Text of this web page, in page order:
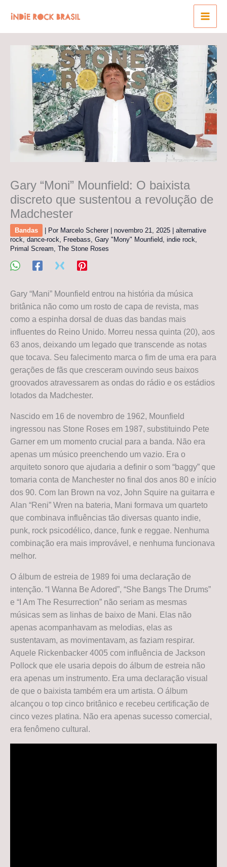
para
o
conteúdo
Gary “Moni” Mounfield: O baixista
discreto que sustentou a revolução de
Madchester
Bandas | Por Marcelo Scherer novembro 21, 2025
alternative
rock, dance-rock, Freebass, Gary "Mony" Mounfield, indie rock,
Primal Scream, The Stone Roses
Gary “Mani” Mounfield entrou na história da música
britânica não como um rosto de capa de revista, mas
como a espinha dorsal de duas das bandas mais
influentes do Reino Unido. Morreu nessa quinta (20), aos
63 anos, deixando um legado que transcende as notas
que tocava. Seu falecimento marca o fim de uma era para
gerações de fãs que cresceram ouvindo seus baixos
groovados atravessarem as ondas do rádio e os estádios
lotados da Madchester.
Nascido em 16 de novembro de 1962, Mounfield
ingressou nas Stone Roses em 1987, substituindo Pete
Garner em um momento crucial para a banda. Não era
apenas um músico preenchendo um vazio. Era o
arquiteto sonoro que ajudaria a definir o som “baggy” que
tomaria conta de Manchester no final dos anos 80 e início
dos 90. Com Ian Brown na voz, John Squire na guitarra e
Alan “Reni” Wren na bateria, Mani formava um quarteto
que combinava influências tão diversas quanto indie,
punk, rock psicodélico, dance, funk e reggae. Nenhuma
combinação era mais improvável, e nenhuma funcionava
melhor.
O álbum de estreia de 1989 foi uma declaração de
intenção. “I Wanna Be Adored”, “She Bangs The Drums”
e “I Am The Resurrection” não seriam as mesmas
músicas sem as linhas de baixo de Mani. Elas não
apenas acompanhavam as melodias, elas as
sustentavam, as movimentavam, as faziam respirar.
Aquele Rickenbacker 4005 com influência de Jackson
Pollock que ele usaria depois do álbum de estreia não
era apenas um instrumento. Era uma declaração visual
de que o baixista também era um artista. O álbum
alcançou o top cinco britânico e recebeu certificação de
cinco vezes platina. Não era apenas sucesso comercial,
era fenômeno cultural.